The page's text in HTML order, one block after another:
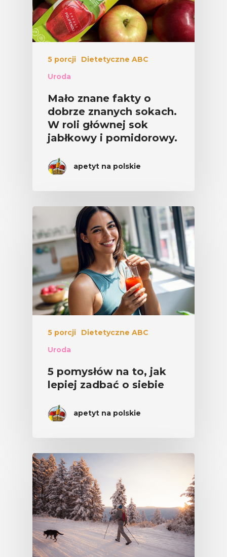
5 porcji
Dietetyczne ABC
Uroda
Mało znane fakty o
dobrze znanych sokach.
W roli głównej sok
jabłkowy i pomidorowy.
apetyt na polskie
5 porcji
Dietetyczne ABC
Uroda
5 pomysłów na to, jak
lepiej zadbać o siebie
apetyt na polskie